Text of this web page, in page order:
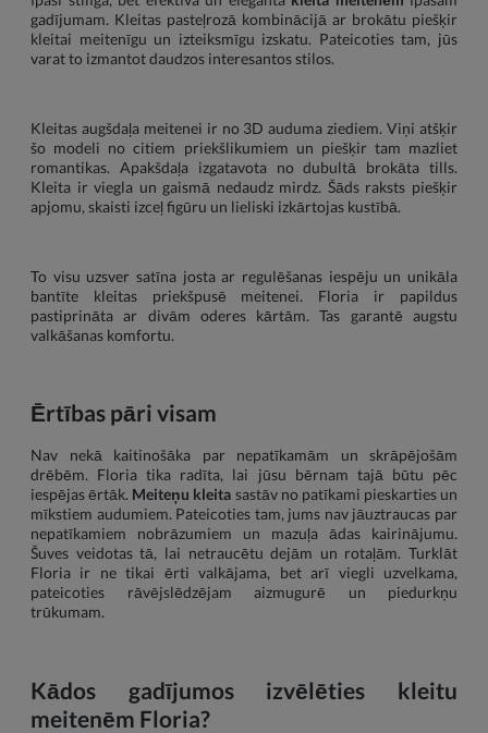
gadījumam. Kleitas pasteļrozā kombinācijā ar brokātu piešķir
kleitai meitenīgu un izteiksmīgu izskatu. Pateicoties tam, jūs
varat to izmantot daudzos interesantos stilos.
Kleitas augšdaļa meitenei ir no 3D auduma ziediem. Viņi atšķir
šo modeli no citiem priekšlikumiem un piešķir tam mazliet
romantikas. Apakšdaļa izgatavota no dubultā brokāta tills.
Kleita ir viegla un gaismā nedaudz mirdz. Šāds raksts piešķir
apjomu, skaisti izceļ figūru un lieliski izkārtojas kustībā.
To visu uzsver satīna josta ar regulēšanas iespēju un unikāla
bantīte kleitas priekšpusē meitenei. Floria ir papildus
pastiprināta ar divām oderes kārtām. Tas garantē augstu
valkāšanas komfortu.
Ērtības pāri visam
Nav nekā kaitinošāka par nepatīkamām un skrāpējošām
drēbēm. Floria tika radīta, lai jūsu bērnam tajā būtu pēc
iespējas ērtāk. Meiteņu kleita sastāv no patīkami pieskarties un
mīkstiem audumiem. Pateicoties tam, jums nav jāuztraucas par
nepatīkamiem nobrāzumiem un mazuļa ādas kairinājumu.
Šuves veidotas tā, lai netraucētu dejām un rotaļām. Turklāt
Floria ir ne tikai ērti valkājama, bet arī viegli uzvelkama,
pateicoties rāvējslēdzējam aizmugurē un piedurkņu
trūkumam.
Kādos gadījumos izvēlēties kleitu
meitenēm Floria?